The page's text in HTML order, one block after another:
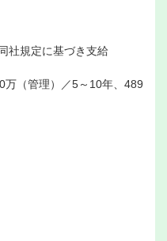
社規定に基づき支給
万（管理）／5～10年、489